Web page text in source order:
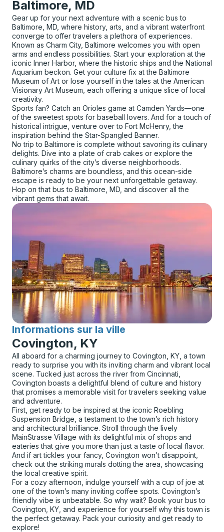
Baltimore, MD
Gear up for your next adventure with a scenic bus to
Baltimore, MD, where history, arts, and a vibrant waterfront
converge to offer travelers a plethora of experiences.
Known as Charm City, Baltimore welcomes you with open
arms and endless possibilities. Start your exploration at the
iconic Inner Harbor, where the historic ships and the National
Aquarium beckon. Get your culture fix at the Baltimore
Museum of Art or lose yourself in the tales at the American
Visionary Art Museum, each offering a unique slice of local
creativity.
Sports fan? Catch an Orioles game at Camden Yards—one
of the sweetest spots for baseball lovers. And for a touch of
historical intrigue, venture over to Fort McHenry, the
inspiration behind the Star-Spangled Banner.
No trip to Baltimore is complete without savoring its culinary
delights. Dive into a plate of crab cakes or explore the
culinary quirks of the city’s diverse neighborhoods.
Baltimore’s charms are boundless, and this ocean-side
escape is ready to be your next unforgettable getaway.
Hop on that bus to Baltimore, MD, and discover all the
vibrant gems that await.
Informations sur la ville
pour
Covington, KY
All aboard for a charming journey to Covington, KY, a town
ready to surprise you with its inviting charm and vibrant local
scene. Tucked just across the river from Cincinnati,
Covington boasts a delightful blend of culture and history
that promises a memorable visit for travelers seeking value
and adventure.
First, get ready to be inspired at the iconic Roebling
Suspension Bridge, a testament to the town’s rich history
and architectural brilliance. Stroll through the lively
MainStrasse Village with its delightful mix of shops and
eateries that give you more than just a taste of local flavor.
And if art tickles your fancy, Covington won’t disappoint,
check out the striking murals dotting the area, showcasing
the local creative spirit.
For a cozy afternoon, indulge yourself with a cup of joe at
one of the town’s many inviting coffee spots. Covington’s
friendly vibe is unbeatable. So why wait? Book your bus to
Covington, KY, and experience for yourself why this town is
the perfect getaway. Pack your curiosity and get ready to
explore!